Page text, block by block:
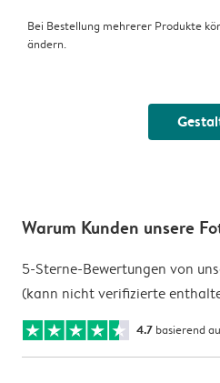
Bei Bestellung mehrerer Produkte
ändern.
Warum Kunden unsere
5-Sterne-Bewertungen von
(kann nicht verifizierte
4.7 basierend